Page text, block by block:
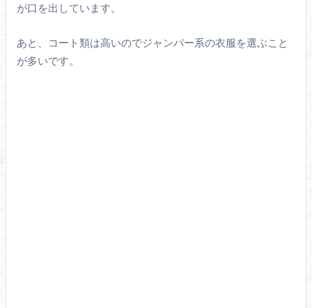
が口を出しています。
あと、コート類は高いのでジャンパー系の衣服を選ぶこと
が多いです。